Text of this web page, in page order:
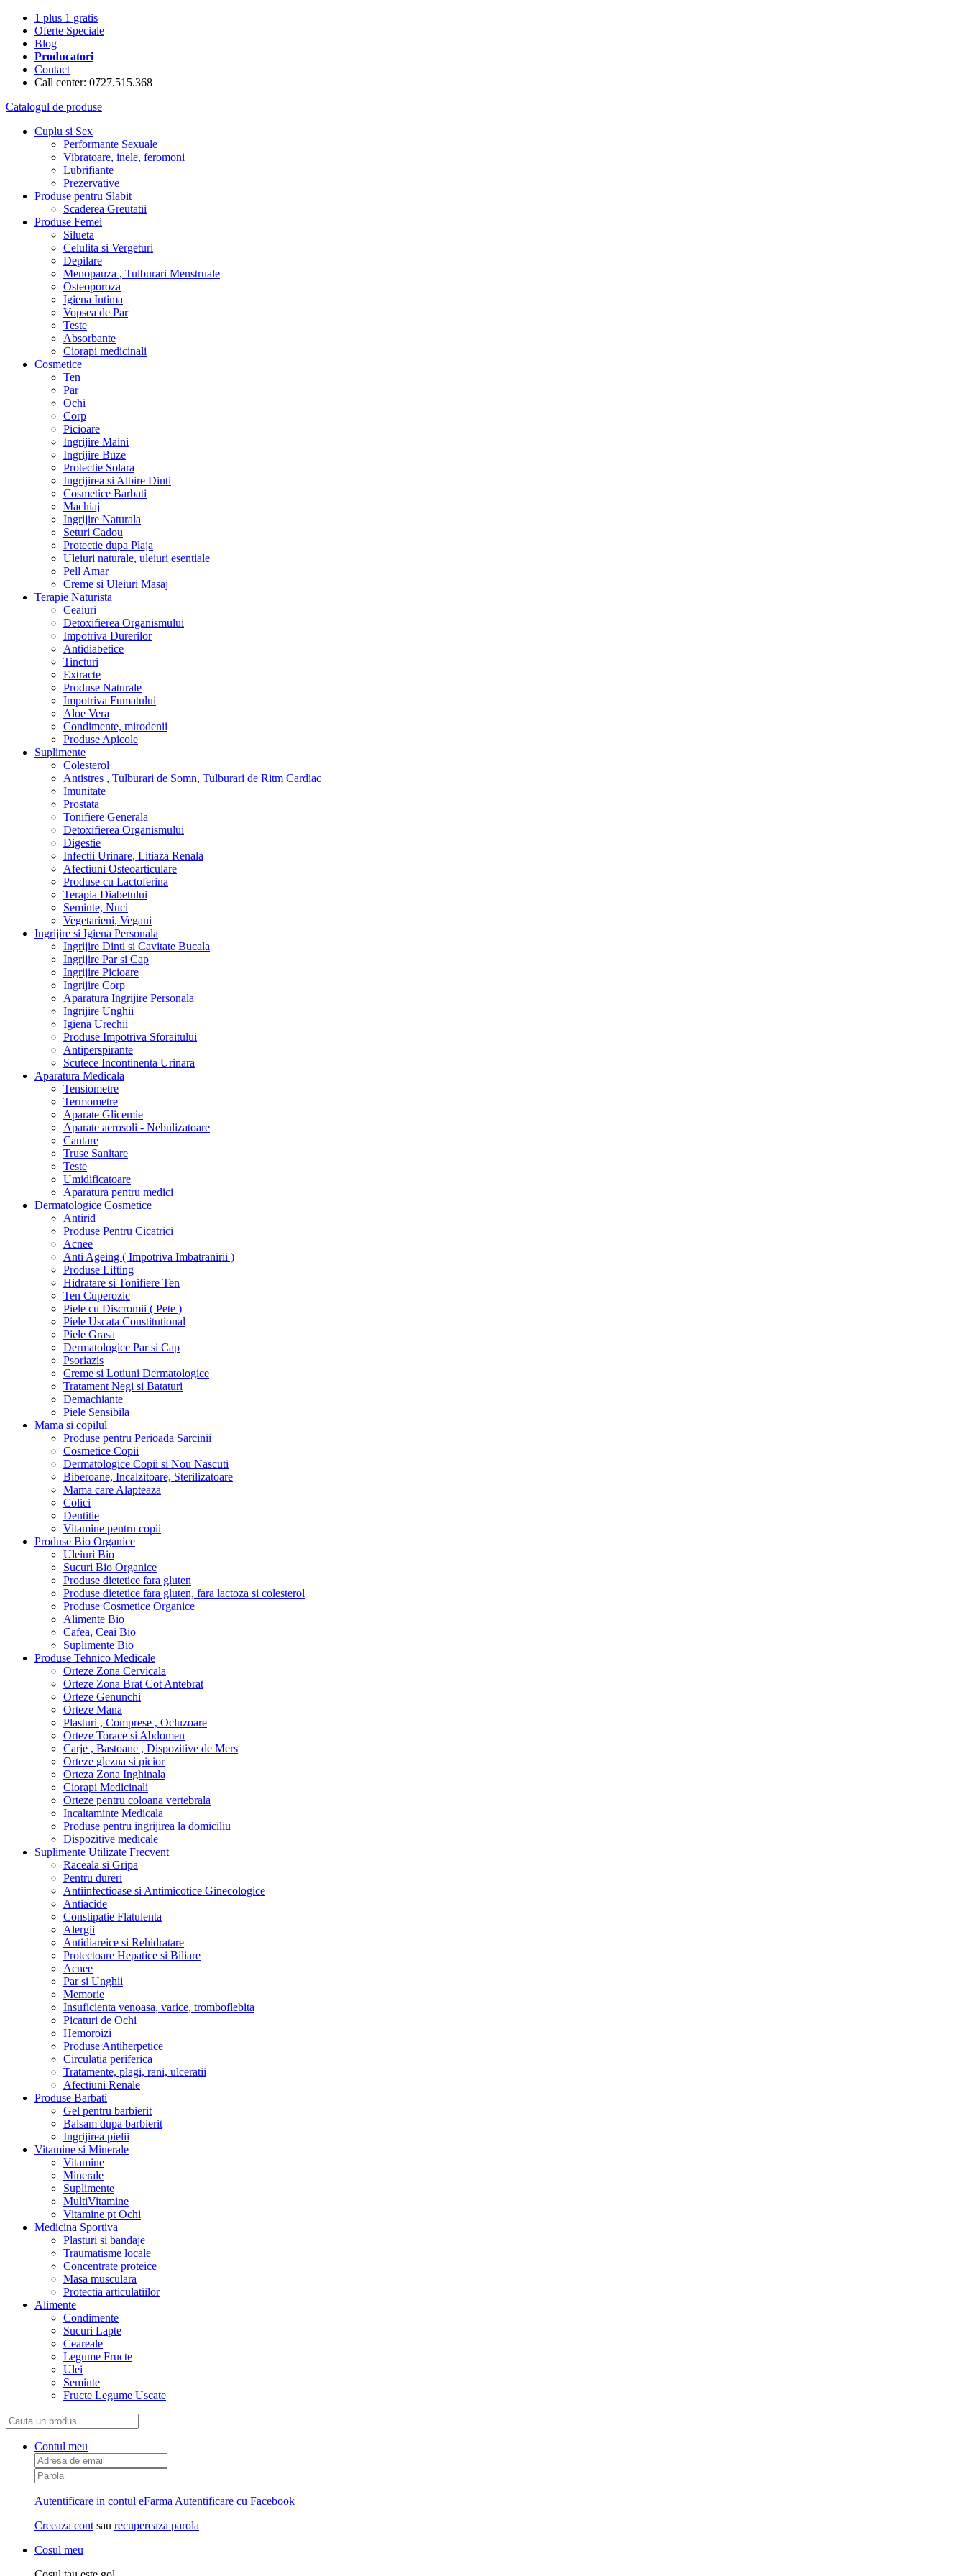
1 plus 1 gratis
Oferte Speciale
Blog
Producatori
Contact
Call center: 0727.515.368
Catalogul de produse
Cuplu si Sex
Performante Sexuale
Vibratoare, inele, feromoni
Lubrifiante
Prezervative
Produse pentru Slabit
Scaderea Greutatii
Produse Femei
Silueta
Celulita si Vergeturi
Depilare
Menopauza , Tulburari Menstruale
Osteoporoza
Igiena Intima
Vopsea de Par
Teste
Absorbante
Ciorapi medicinali
Cosmetice
Ten
Par
Ochi
Corp
Picioare
Ingrijire Maini
Ingrijire Buze
Protectie Solara
Ingrijirea si Albire Dinti
Cosmetice Barbati
Machiaj
Ingrijire Naturala
Seturi Cadou
Protectie dupa Plaja
Uleiuri naturale, uleiuri esentiale
Pell Amar
Creme si Uleiuri Masaj
Terapie Naturista
Ceaiuri
Detoxifierea Organismului
Impotriva Durerilor
Antidiabetice
Tincturi
Extracte
Produse Naturale
Impotriva Fumatului
Aloe Vera
Condimente, mirodenii
Produse Apicole
Suplimente
Colesterol
Antistres , Tulburari de Somn, Tulburari de Ritm Cardiac
Imunitate
Prostata
Tonifiere Generala
Detoxifierea Organismului
Digestie
Infectii Urinare, Litiaza Renala
Afectiuni Osteoarticulare
Produse cu Lactoferina
Terapia Diabetului
Seminte, Nuci
Vegetarieni, Vegani
Ingrijire si Igiena Personala
Ingrijire Dinti si Cavitate Bucala
Ingrijire Par si Cap
Ingrijire Picioare
Ingrijire Corp
Aparatura Ingrijire Personala
Ingrijire Unghii
Igiena Urechii
Produse Impotriva Sforaitului
Antiperspirante
Scutece Incontinenta Urinara
Aparatura Medicala
Tensiometre
Termometre
Aparate Glicemie
Aparate aerosoli - Nebulizatoare
Cantare
Truse Sanitare
Teste
Umidificatoare
Aparatura pentru medici
Dermatologice Cosmetice
Antirid
Produse Pentru Cicatrici
Acnee
Anti Ageing ( Impotriva Imbatranirii )
Produse Lifting
Hidratare si Tonifiere Ten
Ten Cuperozic
Piele cu Discromii ( Pete )
Piele Uscata Constitutional
Piele Grasa
Dermatologice Par si Cap
Psoriazis
Creme si Lotiuni Dermatologice
Tratament Negi si Bataturi
Demachiante
Piele Sensibila
Mama si copilul
Produse pentru Perioada Sarcinii
Cosmetice Copii
Dermatologice Copii si Nou Nascuti
Biberoane, Incalzitoare, Sterilizatoare
Mama care Alapteaza
Colici
Dentitie
Vitamine pentru copii
Produse Bio Organice
Uleiuri Bio
Sucuri Bio Organice
Produse dietetice fara gluten
Produse dietetice fara gluten, fara lactoza si colesterol
Produse Cosmetice Organice
Alimente Bio
Cafea, Ceai Bio
Suplimente Bio
Produse Tehnico Medicale
Orteze Zona Cervicala
Orteze Zona Brat Cot Antebrat
Orteze Genunchi
Orteze Mana
Plasturi , Comprese , Ocluzoare
Orteze Torace si Abdomen
Carje , Bastoane , Dispozitive de Mers
Orteze glezna si picior
Orteza Zona Inghinala
Ciorapi Medicinali
Orteze pentru coloana vertebrala
Incaltaminte Medicala
Produse pentru ingrijirea la domiciliu
Dispozitive medicale
Suplimente Utilizate Frecvent
Raceala si Gripa
Pentru dureri
Antiinfectioase si Antimicotice Ginecologice
Antiacide
Constipatie Flatulenta
Alergii
Antidiareice si Rehidratare
Protectoare Hepatice si Biliare
Acnee
Par si Unghii
Memorie
Insuficienta venoasa, varice, tromboflebita
Picaturi de Ochi
Hemoroizi
Produse Antiherpetice
Circulatia periferica
Tratamente, plagi, rani, ulceratii
Afectiuni Renale
Produse Barbati
Gel pentru barbierit
Balsam dupa barbierit
Ingrijirea pielii
Vitamine si Minerale
Vitamine
Minerale
Suplimente
MultiVitamine
Vitamine pt Ochi
Medicina Sportiva
Plasturi si bandaje
Traumatisme locale
Concentrate proteice
Masa musculara
Protectia articulatiilor
Alimente
Condimente
Sucuri Lapte
Ceareale
Legume Fructe
Ulei
Seminte
Fructe Legume Uscate
Contul meu
Autentificare in contul eFarma Autentificare cu Facebook
Creeaza cont sau recupereaza parola
Cosul meu